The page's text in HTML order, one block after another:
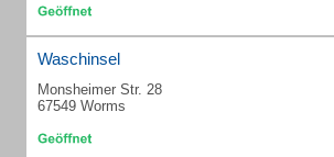
Waschinsel
Monsheimer Str. 28
67549 Worms